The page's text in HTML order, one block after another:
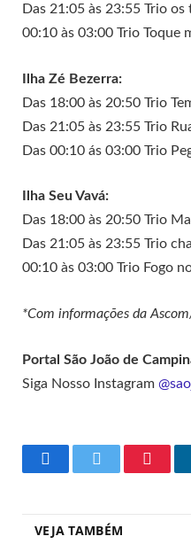
Das 21:05 às 23:55 Trio
00:10 às 03:00 Trio Toque
Ilha Zé Bezerra:
Das 18:00 às 20:50 Trio
Das 21:05 às 23:55 Trio
Das 00:10 ás 03:00 Trio
Ilha Seu Vavá:
Das 18:00 às 20:50 Trio
Das 21:05 às 23:55 Trio
00:10 às 03:00 Trio Fogo
*Com informações da
Portal São João de
Siga Nosso Instagram
FacebookTwitter
VEJA TAMBÉM